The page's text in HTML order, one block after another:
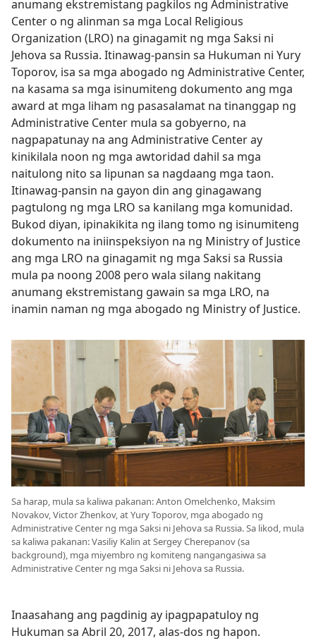
anumang ekstremistang pagkilos ng Administrative
Center o ng alinman sa mga Local Religious
Organization (LRO) na ginagamit ng mga Saksi ni
Jehova sa Russia. Itinawag-pansin sa Hukuman ni Yury
Toporov, isa sa mga abogado ng Administrative Center,
na kasama sa mga isinumiteng dokumento ang mga
award at mga liham ng pasasalamat na tinanggap ng
Administrative Center mula sa gobyerno, na
nagpapatunay na ang Administrative Center ay
kinikilala noon ng mga awtoridad dahil sa mga
naitulong nito sa lipunan sa nagdaang mga taon.
Itinawag-pansin na gayon din ang ginagawang
pagtulong ng mga LRO sa kanilang mga komunidad.
Bukod diyan, ipinakikita ng ilang tomo ng isinumiteng
dokumento na iniinspeksiyon na ng Ministry of Justice
ang mga LRO na ginagamit ng mga Saksi sa Russia
mula pa noong 2008 pero wala silang nakitang
anumang ekstremistang gawain sa mga LRO, na
inamin naman ng mga abogado ng Ministry of Justice.
Sa harap, mula sa kaliwa pakanan: Anton Omelchenko, Maksim
Novakov, Victor Zhenkov, at Yury Toporov, mga abogado ng
Administrative Center ng mga Saksi ni Jehova sa Russia. Sa likod, mula
sa kaliwa pakanan: Vasiliy Kalin at Sergey Cherepanov (sa
background), mga miyembro ng komiteng nangangasiwa sa
Administrative Center ng mga Saksi ni Jehova sa Russia.
Inaasahang ang pagdinig ay ipagpapatuloy ng
Hukuman sa Abril 20, 2017, alas-dos ng hapon.